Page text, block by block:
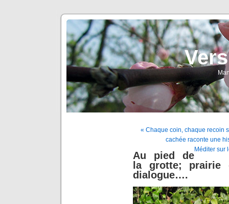
« Chaque coin, chaque recoin
cachée raconte une
Méditer sur
Au pied de
la grotte; prairie
dialogue….